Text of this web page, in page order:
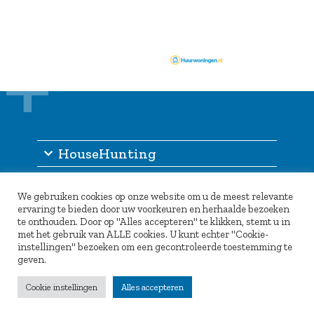
HouseHunting
Other services
Partners
We gebruiken cookies op onze website om u de meest relevante
ervaring te bieden door uw voorkeuren en herhaalde bezoeken
te onthouden. Door op "Alles accepteren" te klikken, stemt u in
met het gebruik van ALLE cookies. U kunt echter "Cookie-
instellingen" bezoeken om een gecontroleerde toestemming te
geven.
Cookie instellingen Alles accepteren